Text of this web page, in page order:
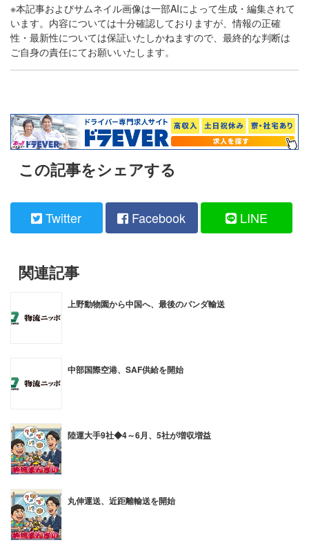
※本記事およびサムネイル画像は一部AIによって生成・編集されて
います。内容については十分確認しておりますが、情報の正確
性・最新性については保証いたしかねますので、最終的な判断は
ご自身の責任にてお願いいたします。
この記事をシェアする
Twitter Facebook LINE
関連記事
上野動物園から中国へ、最後のパンダ輸送
中部国際空港、SAF供給を開始
陸運大手9社◆4～6月、5社が増収増益
丸伸運送、近距離輸送を開始